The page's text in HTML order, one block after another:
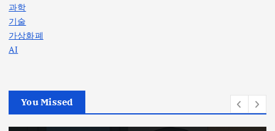
과학
기술
가상화폐
AI
You Missed